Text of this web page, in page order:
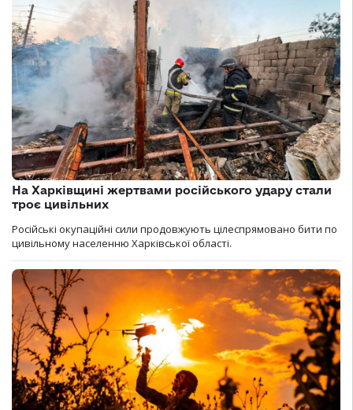
На Харківщині жертвами російського удару стали
троє цивільних
Російські окупаційні сили продовжують цілеспрямовано бити по
цивільному населенню Харківської області.